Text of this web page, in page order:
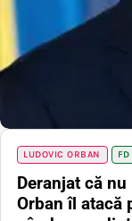
LUDOVIC ORBAN FD
Deranjat că
Orban îl atacă